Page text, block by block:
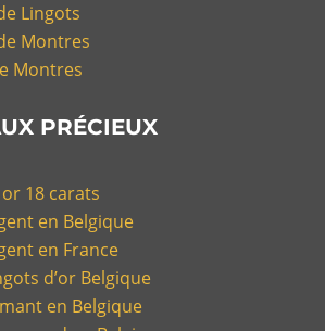
Lingots
Montres
Montres
PRÉCIEUX
18 carats
en Belgique
en France
d’or Belgique
en Belgique